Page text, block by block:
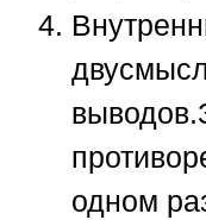
выводов.
одном